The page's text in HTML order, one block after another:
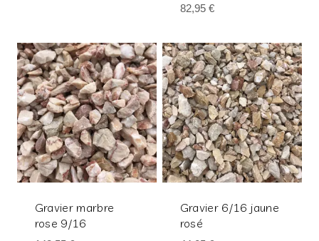
82,95 €
Gravier marbre
rose 9/16
Gravier 6/16 jaune
rosé